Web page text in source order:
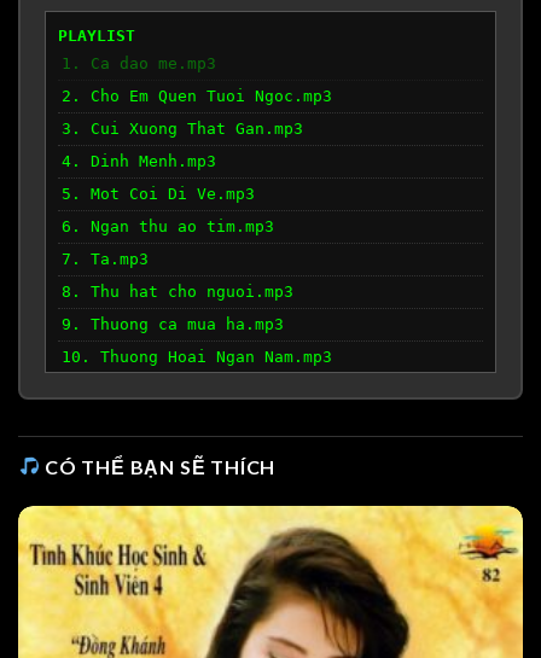
PLAYLIST
1. Ca dao me.mp3
2. Cho Em Quen Tuoi Ngoc.mp3
3. Cui Xuong That Gan.mp3
4. Dinh Menh.mp3
5. Mot Coi Di Ve.mp3
6. Ngan thu ao tim.mp3
7. Ta.mp3
8. Thu hat cho nguoi.mp3
9. Thuong ca mua ha.mp3
10. Thuong Hoai Ngan Nam.mp3
CÓ THỂ BẠN SẼ THÍCH